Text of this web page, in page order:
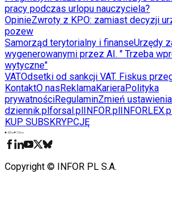
pracy podczas urlopu nauczyciela?
OpinieZwroty z KPO: zamiast decyzji
pozew
Samorząd terytorialny i finanseUrzędy
wygenerowanymi przez AI. " Trzeba
wytyczne"
VATOdsetki od sankcji VAT. Fiskus
KontaktO nasReklamaKarieraPolityka
prywatnościRegulaminZmień
dziennik.plforsal.plINFOR.pl
KUP SUBSKRYPCJĘ
Copyright © INFOR PL S.A.